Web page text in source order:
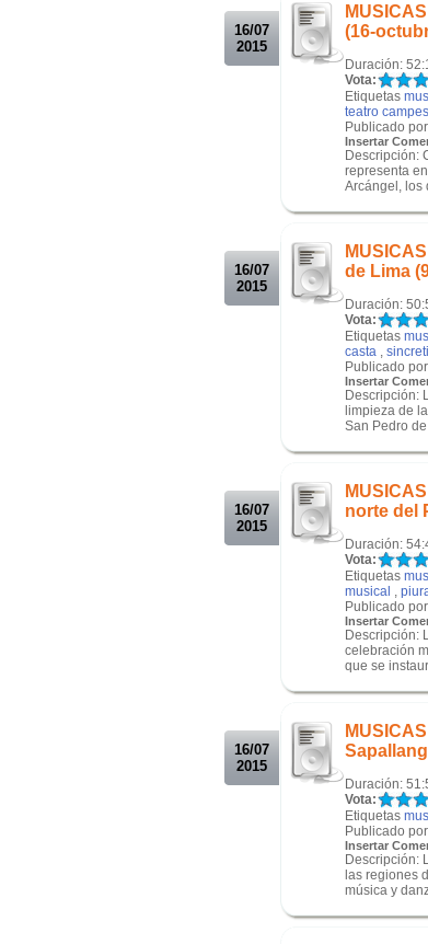
16/07
2015
(16-
Duración:
Vota:
Etiquetas
teatro
Publicado
Insertar
Descripción:
representa
Arcángel, los
16/07
2015
de Lima
Duración:
Vota:
Etiquetas
casta ,
Publicado
Insertar
Descripción:
limpieza de
San Pedro
16/07
2015
norte del
Duración:
Vota:
Etiquetas
musical ,
Publicado
Insertar
Descripción:
celebración
que se
16/07
2015
Duración:
Vota:
Etiquetas
Publicado
Insertar
Descripción:
las regiones
música y